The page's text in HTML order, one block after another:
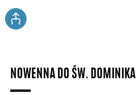
NOWENNA DO ŚW. DOMINIKA